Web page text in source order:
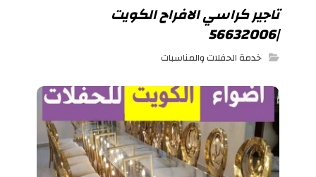
تاجير كراسي الافراح الكويت
|56632006
خدمة الحفلات والمناسبات